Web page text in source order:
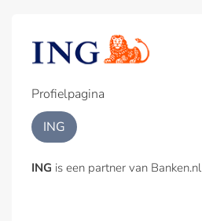
Profielpagina
ING
ING is een partner van Banken.nl